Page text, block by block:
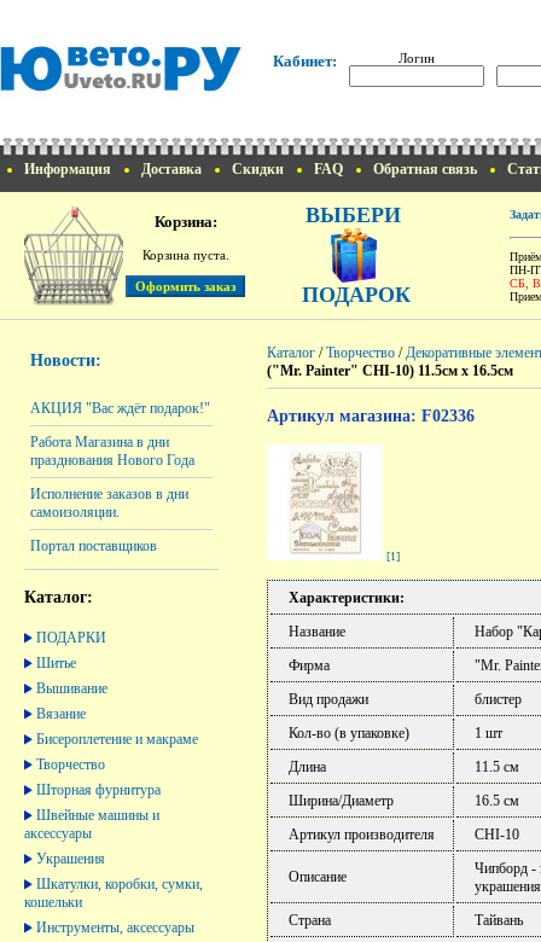
Кабинет: Логин
Информация Доставка Скидки FAQ Обратная связь
Корзина:
Корзина пуста.
ВЫБЕРИ
ПОДАРОК
ПН-
СБ,
Новости:
АКЦИЯ "Вас ждёт подарок!"
Работа Магазина в дни
празднования Нового Года
Исполнение заказов в дни
самоизоляции.
Портал поставщиков
Каталог:
ПОДАРКИ
Шитье
Вышивание
Вязание
Бисероплетение и макраме
Творчество
Шторная фурнитура
Швейные машины и
аксессуары
Украшения
Шкатулки, коробки, сумки,
кошельки
Инструменты, аксессуары
Каталог /Творчество /Декоративные
("Mr. Painter" CHI-10) 11.5см х 16.5см
Артикул магазина: F02336
[1]
Характеристики:
Название
Набор
Фирма
"Mr.
Вид продажи
блистер
Кол-во (в упаковке)
1 шт
Длина
11.5 см
Ширина/Диаметр
16.5 см
Артикул производителя
CHI-10
Описание
Чипборд -
Страна
Тайвань